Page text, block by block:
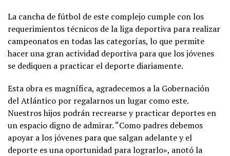
La cancha de fútbol de este complejo cumple con los
requerimientos técnicos de la liga deportiva para realizar
campeonatos en todas las categorías, lo que permite
hacer una gran actividad deportiva para que los jóvenes
se dediquen a practicar el deporte diariamente.
Esta obra es magnífica, agradecemos a la Gobernación
del Atlántico por regalarnos un lugar como este.
Nuestros hijos podrán recrearse y practicar deportes en
un espacio digno de admirar. “Como padres debemos
apoyar a los jóvenes para que salgan adelante y el
deporte es una oportunidad para lograrlo», anotó la